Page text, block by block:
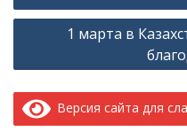
1 марта в
Версия сайта для